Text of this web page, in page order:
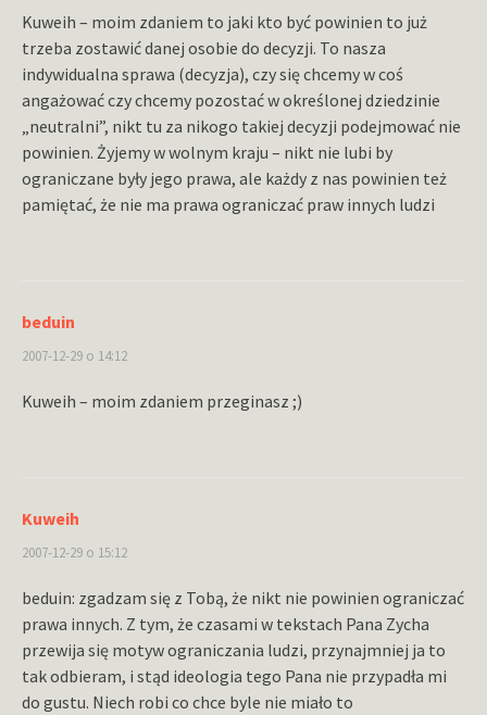
Kuweih – moim zdaniem to jaki kto być powinien to już
trzeba zostawić danej osobie do decyzji. To nasza
indywidualna sprawa (decyzja), czy się chcemy w coś
angażować czy chcemy pozostać w określonej dziedzinie
„neutralni”, nikt tu za nikogo takiej decyzji podejmować nie
powinien. Żyjemy w wolnym kraju – nikt nie lubi by
ograniczane były jego prawa, ale każdy z nas powinien też
pamiętać, że nie ma prawa ograniczać praw innych ludzi
beduin
2007-12-29 o 14:12
Kuweih – moim zdaniem przeginasz ;)
Kuweih
2007-12-29 o 15:12
beduin: zgadzam się z Tobą, że nikt nie powinien ograniczać
prawa innych. Z tym, że czasami w tekstach Pana Zycha
przewija się motyw ograniczania ludzi, przynajmniej ja to
tak odbieram, i stąd ideologia tego Pana nie przypadła mi
do gustu. Niech robi co chce byle nie miało to